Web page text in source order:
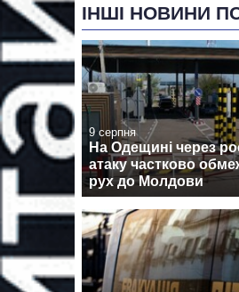
ІНШІ НОВИНИ
9 серпня
На Одещині через
атаку частково
рух до Молдови